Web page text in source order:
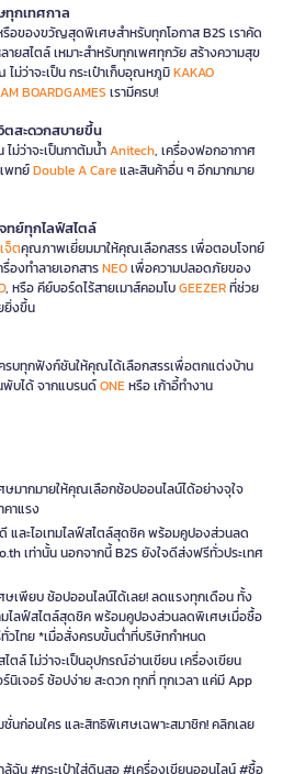
กเทศกาล
อของขวัญสุดพิเศษสำหรับทุกโอกาส B2S เราคัด
ายสไตล์ เหมาะสำหรับทุกเพศทุกวัย สร้างความสุข
ม่ว่าจะเป็น กระเป๋าเก็บอุณหภูมิKAKAO
BOARDGAMES เรามีครบ!
ตสะดวกสบายขึ้น
ไม่ว่าจะเป็นกาต้มน้ำAnitech, เครื่องฟอกอากาศ
พทย์Double A Careและสินค้าอื่น ๆ อีกมากมาย
ทย์ทุกไลฟ์สไตล์
จ็ตคุณภาพเยี่ยมมาให้คุณเลือกสรร เพื่อตอบโจทย์
องทำลายเอกสารNEOเพื่อความปลอดภัยของ
, หรือ คีย์บอร์ดไร้สายเมาส์คอมโบGEEZERที่ช่วย
ยิ่งขึ้น
รบทุกฟังก์ชันให้คุณได้เลือกสรรเพื่อตกแต่งบ้าน
พับได้ จากแบรนด์ONEหรือ เก้าอี้ทำงาน
ษมากมายให้คุณเลือกช้อปออนไลน์ได้อย่างจุใจ
าแรง
และไอเทมไลฟ์สไตล์สุดชิค พร้อมคูปองส่วนลด
เท่านั้น นอกจากนี้ B2S ยังใจดีส่งฟรีทั่วประเทศ
ษเพียบ ช้อปออนไลน์ได้เลย! ลดแรงทุกเดือน ทั้ง
มไลฟ์สไตล์สุดชิค พร้อมคูปองส่วนลดพิเศษเมื่อซื้อ
วไทย *เมื่อสั่งครบขั้นต่ำที่บริษัทกำหนด
ตล์ ไม่ว่าจะเป็นอุปกรณ์อ่านเขียน เครื่องเขียน
เจอร์ ช้อปง่าย สะดวก ทุกที่ ทุกเวลา แค่มี App
ชั่นก่อนใคร และสิทธิพิเศษเฉพาะสมาชิก! คลิกเลย
ฉัน #กระเป๋าใส่ดินสอ #เครื่องเขียนออนไลน์ #ซื้อ